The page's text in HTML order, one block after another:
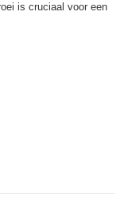
is cruciaal voor een